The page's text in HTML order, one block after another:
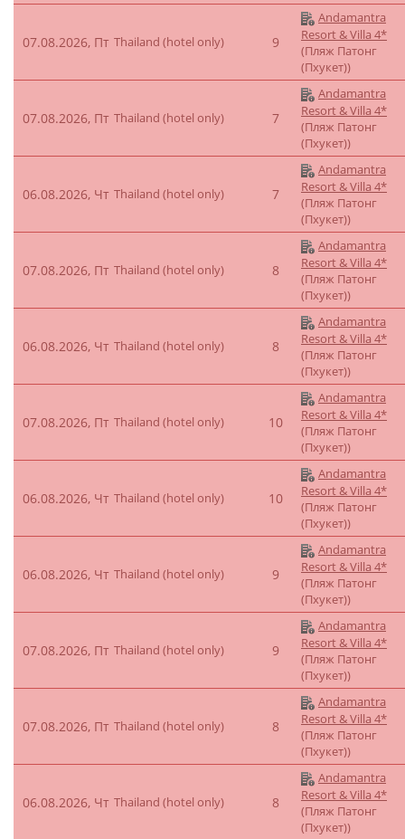
07.08.2026, Пт Thailand (hotel only) 9
Andamantra
Resort & Villa 4*
(Пляж Патонг
(Пхукет))
07.08.2026, Пт Thailand (hotel only) 7
Andamantra
Resort & Villa 4*
(Пляж Патонг
(Пхукет))
06.08.2026, Чт Thailand (hotel only) 7
Andamantra
Resort & Villa 4*
(Пляж Патонг
(Пхукет))
07.08.2026, Пт Thailand (hotel only) 8
Andamantra
Resort & Villa 4*
(Пляж Патонг
(Пхукет))
06.08.2026, Чт Thailand (hotel only) 8
Andamantra
Resort & Villa 4*
(Пляж Патонг
(Пхукет))
07.08.2026, Пт Thailand (hotel only) 10
Andamantra
Resort & Villa 4*
(Пляж Патонг
(Пхукет))
06.08.2026, Чт Thailand (hotel only) 10
Andamantra
Resort & Villa 4*
(Пляж Патонг
(Пхукет))
06.08.2026, Чт Thailand (hotel only) 9
Andamantra
Resort & Villa 4*
(Пляж Патонг
(Пхукет))
07.08.2026, Пт Thailand (hotel only) 9
Andamantra
Resort & Villa 4*
(Пляж Патонг
(Пхукет))
07.08.2026, Пт Thailand (hotel only) 8
Andamantra
Resort & Villa 4*
(Пляж Патонг
(Пхукет))
06.08.2026, Чт Thailand (hotel only) 8
Andamantra
Resort & Villa 4*
(Пляж Патонг
(Пхукет))